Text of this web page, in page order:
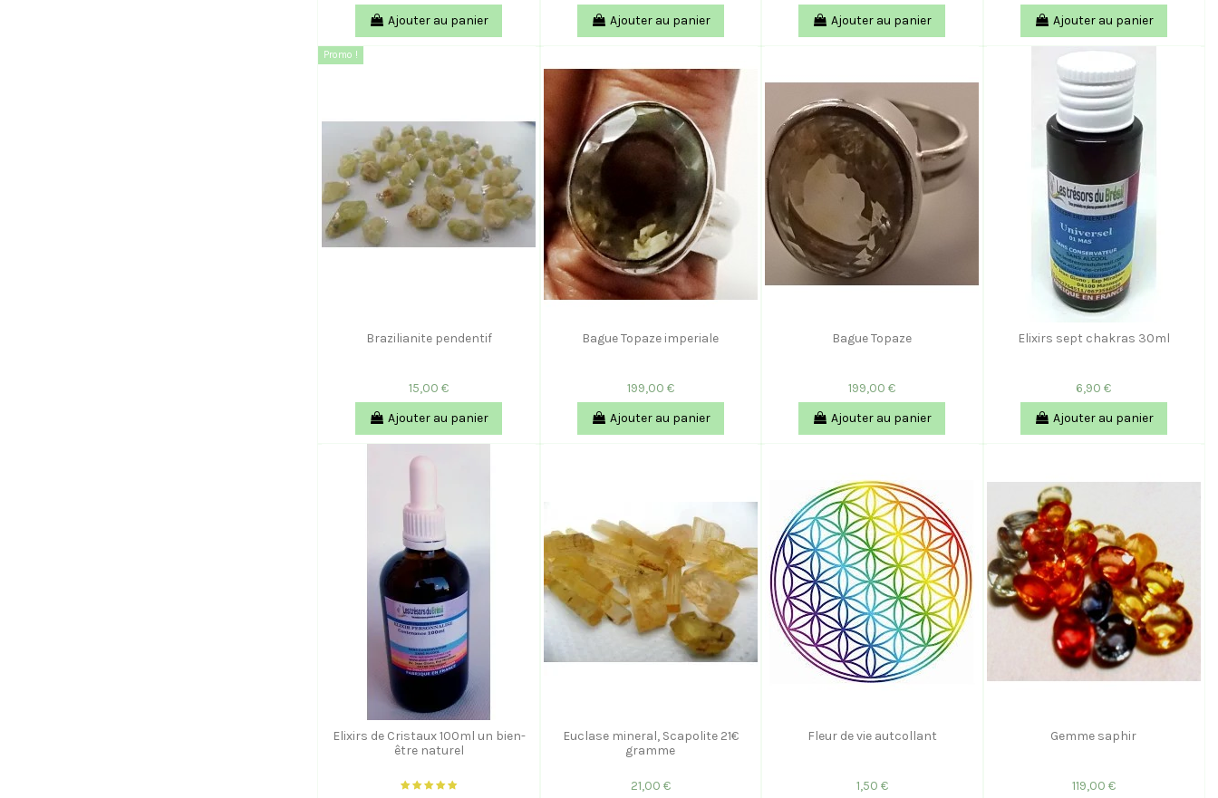
Ajouter au panier
Ajouter au panier
Ajouter au panier
Ajouter au panier
Promo !
Brazilianite pendentif
15,00 €
Ajouter au panier
Bague Topaze imperiale
199,00 €
Ajouter au panier
Bague Topaze
199,00 €
Ajouter au panier
Elixirs sept chakras 30ml
6,90 €
Ajouter au panier
Elixirs de Cristaux 100ml un bien-
être naturel
Euclase mineral, Scapolite 21€
gramme
21,00 €
Fleur de vie autcollant
1,50 €
Gemme saphir
119,00 €